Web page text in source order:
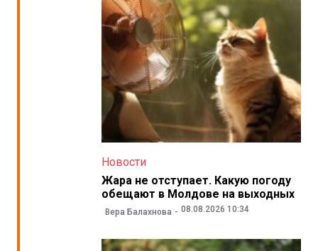
Новости
Жара не отступает. Какую погоду
обещают в Молдове на выходных
Вера Балахнова 08.08.2026 10:34